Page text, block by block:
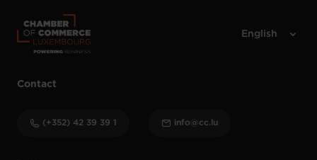
Contact
(+352) 42 39 39 1 info@cc.lu